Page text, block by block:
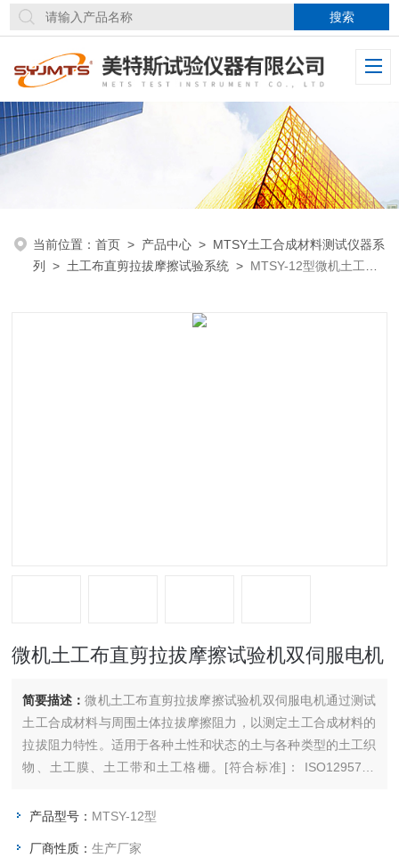
当前位置：首页 > 产品中心 > MTSY土工合成材料测试仪器系
列
> 土工布直剪拉拔摩擦试验系统 > ​MTSY-12型微机土工布
微机土工布直剪拉拔摩擦试验机双伺服电机
简要描述：微机土工布直剪拉拔摩擦试验机双伺服电机通过测试
土工合成材料与周围土体拉拔摩擦阻力，以测定土工合成材料的
拉拔阻力特性。适用于各种土性和状态的土与各种类型的土工织
物、土工膜、土工带和土工格栅。[符合标准]： ISO12957.1,
产品型号： ​MTSY-12型
厂商性质：生产厂家